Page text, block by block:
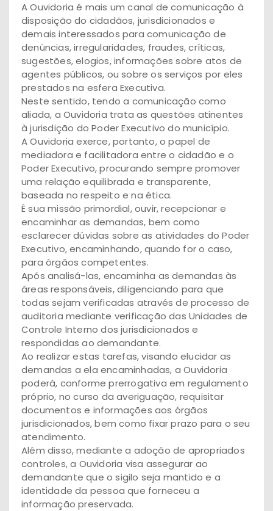
A Ouvidoria é mais um canal de comunicação à
disposição do cidadãos, jurisdicionados e
demais interessados para comunicação de
denúncias, irregularidades, fraudes, críticas,
sugestões, elogios, informações sobre atos de
agentes públicos, ou sobre os serviços por eles
prestados na esfera Executiva.
Neste sentido, tendo a comunicação como
aliada, a Ouvidoria trata as questões atinentes
à jurisdição do Poder Executivo do município.
A Ouvidoria exerce, portanto, o papel de
mediadora e facilitadora entre o cidadão e o
Poder Executivo, procurando sempre promover
uma relação equilibrada e transparente,
baseada no respeito e na ética.
É sua missão primordial, ouvir, recepcionar e
encaminhar as demandas, bem como
esclarecer dúvidas sobre as atividades do Poder
Executivo, encaminhando, quando for o caso,
para órgãos competentes.
Após analisá-las, encaminha as demandas às
áreas responsáveis, diligenciando para que
todas sejam verificadas através de processo de
auditoria mediante verificação das Unidades de
Controle Interno dos jurisdicionados e
respondidas ao demandante.
Ao realizar estas tarefas, visando elucidar as
demandas a ela encaminhadas, a Ouvidoria
poderá, conforme prerrogativa em regulamento
próprio, no curso da averiguação, requisitar
documentos e informações aos órgãos
jurisdicionados, bem como fixar prazo para o seu
atendimento.
Além disso, mediante a adoção de apropriados
controles, a Ouvidoria visa assegurar ao
demandante que o sigilo seja mantido e a
identidade da pessoa que forneceu a
informação preservada.